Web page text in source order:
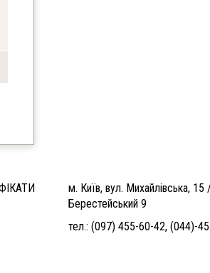
м. Київ, вул. Михайлівська, 15
Берестейський 9
тел.: (097) 455-60-42, (044)-